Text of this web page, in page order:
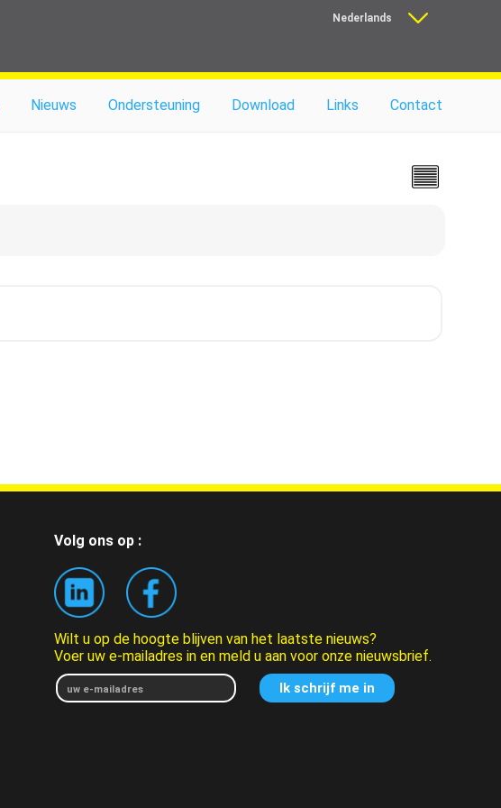
Nederlands
Nieuws Ondersteuning Download Links Contact
Volg ons op :
Wilt u op de hoogte blijven van het laatste nieuws?
Voer uw e-mailadres in en meld u aan voor onze nieuwsbrief.